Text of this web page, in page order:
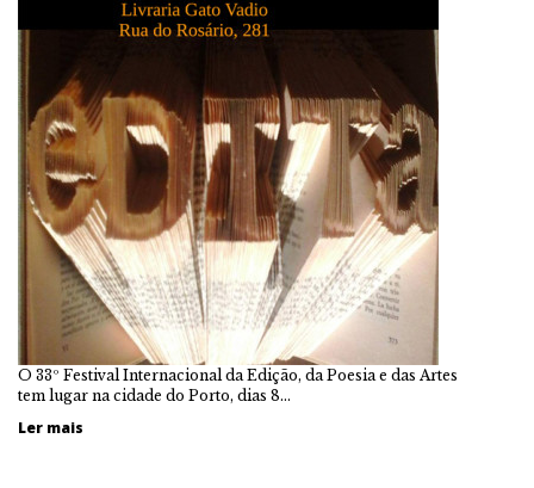
O 33º Festival Internacional da Edição, da Poesia e das Artes
tem lugar na cidade do Porto, dias 8…
Ler mais